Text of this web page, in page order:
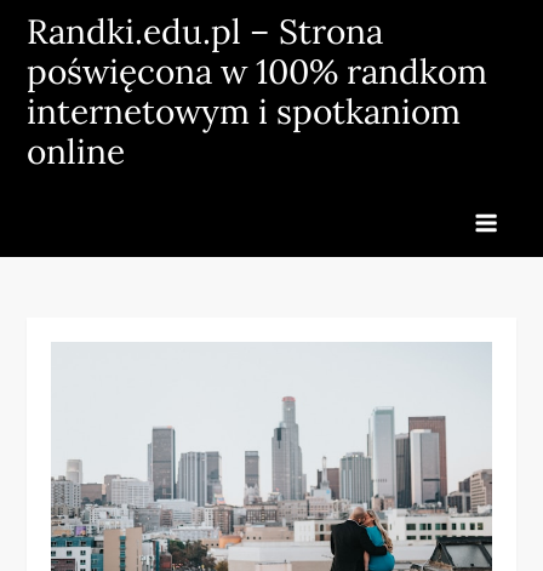
Skip
content
Randki.edu.pl – Strona
poświęcona w 100% randkom
internetowym i spotkaniom
online